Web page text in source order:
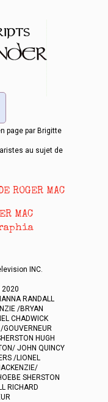
page par Brigitte
au sujet de
ROGER MAC
MAC
INC.
2020
RANDALL
/BRYAN
CHADWICK
GOUVERNEUR
HUGH
JOHN QUINCY
/LIONEL
SHERSTON
RICHARD